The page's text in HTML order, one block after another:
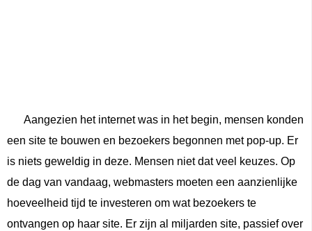
Aangezien het internet was in het begin, mensen konden
een site te bouwen en bezoekers begonnen met pop-up. Er
is niets geweldig in deze. Mensen niet dat veel keuzes. Op
de dag van vandaag, webmasters moeten een aanzienlijke
hoeveelheid tijd te investeren om wat bezoekers te
ontvangen op haar site. Er zijn al miljarden site, passief over